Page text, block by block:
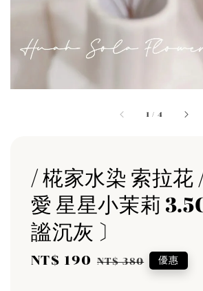
1 / 4
/ 椛家水染 索拉花
愛 星星小茉莉
謐沉灰 〕
Sale
NT$ 190 Regular
NT$ 380 優惠